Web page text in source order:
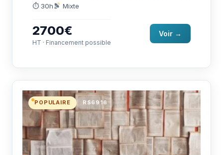
sur le terrain. La Validation des…
⏱ 30h Mixte
2700€
HT · Financement possible
Voir →
POPULAIRE RS6916